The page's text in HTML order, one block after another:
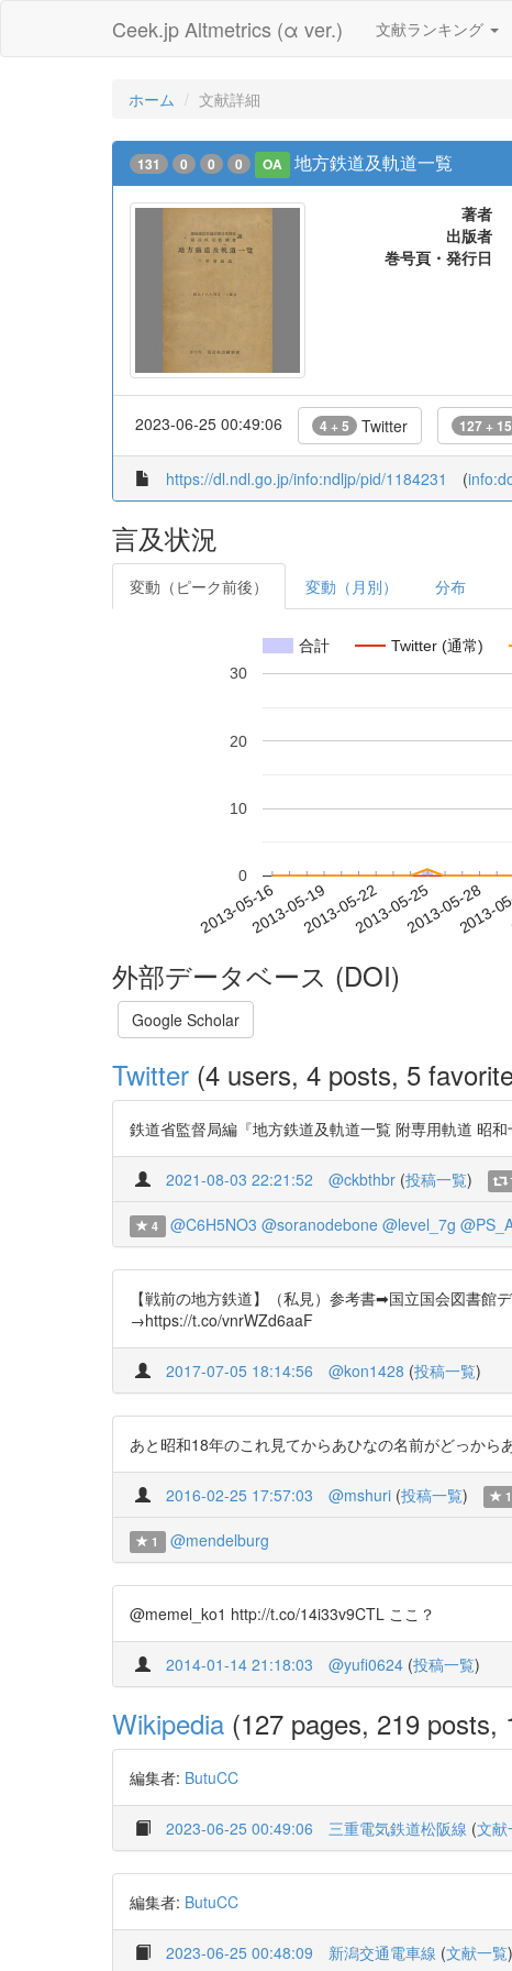
Ceek.jp Altmetrics (α ver.) 文献ランキング
ホーム 文献詳細
131 0 0 0 OA 地方鉄道及軌道一覧
著者
出版者
巻号頁・発行日
2023-06-25 00:49:06 4 + 5 Twitter 127 + 15
https://dl.ndl.go.jp/info:ndljp/pid/1184231 (
言及状況
変動（ピーク前後） 変動（月別） 分布
合計 Twitter (通常)
2013-05-162013-05-192013-05-222013-05-252013-05-28
2013-
0
10
20
30
外部データベース (DOI)
Google Scholar
Twitter (4 users, 4 posts, 5
鉄道省監督局編『地方鉄道及軌道一覧 附専用軌道 昭
2021-08-03 22:21:52 @ckbthbr (投稿一覧)
4 @C6H5NO3 @soranodebone @level_7g
【戦前の地方鉄道】（私見）参考書➡国立国会図書
→https://t.co/vnrWZd6aaF
2017-07-05 18:14:56 @kon1428 (投稿一覧)
あと昭和18年のこれ見てからあひなの名前がどっか
2016-02-25 17:57:03 @mshuri (投稿一覧) 1
1 @mendelburg
@memel_ko1 http://t.co/14i33v9CTL ここ？
2014-01-14 21:18:03 @yufi0624 (投稿一覧)
Wikipedia (127 pages, 219 posts,
編集者: ButuCC
2023-06-25 00:49:06 三重電気鉄道松阪線 (文献
編集者: ButuCC
2023-06-25 00:48:09 新潟交通電車線 (文献一覧)